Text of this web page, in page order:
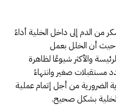
من الدم إلى داخل الخلية أداءً
حيث أن الخلل بعمل
والأكثر شيوعًا لظاهرة
مستقبلات صغير وانتهاءً
الضرورية من أجل إتمام عملية
بشكل صحيح.